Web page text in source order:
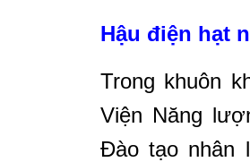
Hậu điện hạt
Trong khuôn
Viện Năng
Đào tạo nhân